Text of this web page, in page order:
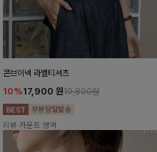
콘브이넥 라벨티셔츠
10%17,900 원19,800원
리뷰 카운트 영역